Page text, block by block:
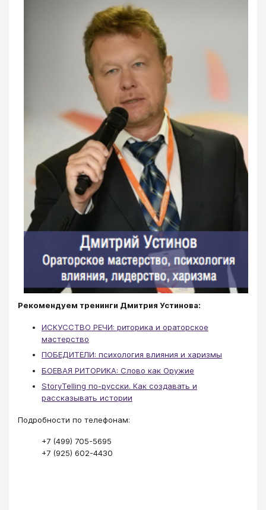
Рекомендуем тренинги Дмитрия Устинова:
ИСКУССТВО РЕЧИ: риторика и ораторское
мастерство
ПОБЕДИТЕЛИ: психология влияния и харизмы
БОЕВАЯ РИТОРИКА: Слово как Оружие
StoryTelling по-русски. Как создавать и
рассказывать истории
Подробности по телефонам:
+7 (499) 705-5695
+7 (925) 602-4430